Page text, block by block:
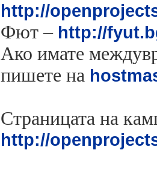
http://
Фют – http://
Ако имате
пишете на
Страницата на
http://